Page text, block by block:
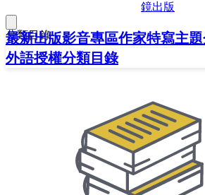
鏡出版
最新出版影音專區作家特寫主題
外語授權分類目錄
分類目錄